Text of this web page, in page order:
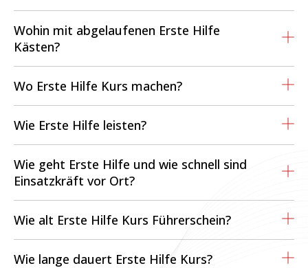
Wohin mit abgelaufenen Erste Hilfe
Kästen?
Wo Erste Hilfe Kurs machen?
Wie Erste Hilfe leisten?
Wie geht Erste Hilfe und wie schnell sind
Einsatzkräft vor Ort?
Wie alt Erste Hilfe Kurs Führerschein?
Wie lange dauert Erste Hilfe Kurs?